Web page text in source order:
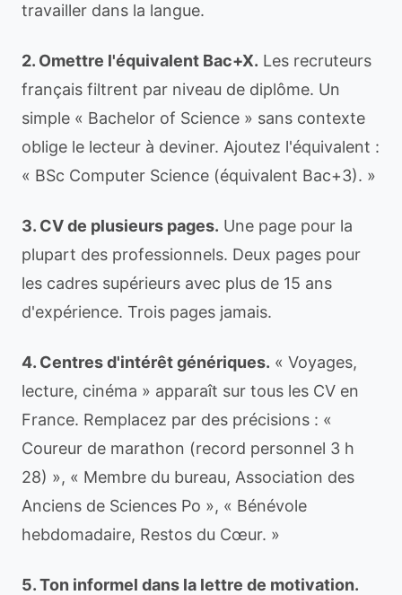
travailler dans la langue.
2. Omettre l'équivalent Bac+X. Les recruteurs
français filtrent par niveau de diplôme. Un
simple « Bachelor of Science » sans contexte
oblige le lecteur à deviner. Ajoutez l'équivalent :
« BSc Computer Science (équivalent Bac+3). »
3. CV de plusieurs pages. Une page pour la
plupart des professionnels. Deux pages pour
les cadres supérieurs avec plus de 15 ans
d'expérience. Trois pages jamais.
4. Centres d'intérêt génériques. « Voyages,
lecture, cinéma » apparaît sur tous les CV en
France. Remplacez par des précisions : «
Coureur de marathon (record personnel 3 h
28) », « Membre du bureau, Association des
Anciens de Sciences Po », « Bénévole
hebdomadaire, Restos du Cœur. »
5. Ton informel dans la lettre de motivation.